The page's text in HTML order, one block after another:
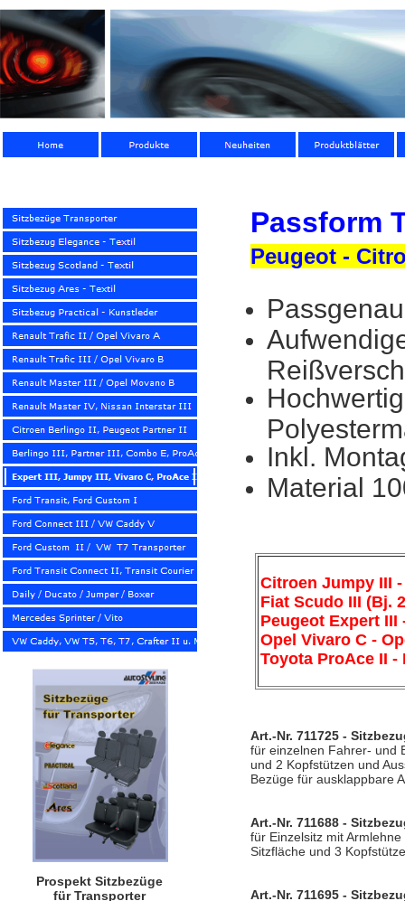
Prospekt Sitzbezüge
für Transporter
Passform
Peugeot -
Inkl.
Material
Citroen Jumpy III
Fiat Scudo III (Bj.
Peugeot Expert III
Opel Vivaro C -
Toyota ProAce II -
Art.-Nr. 711725 -
für einzelnen Fahrer- und
und 2 Kopfstützen und
Bezüge für ausklappbare
Art.-Nr. 711688 -
für Einzelsitz mit
Sitzfläche und 3
Art.-Nr. 711695 -